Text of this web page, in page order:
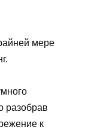
мере
разобрав
к